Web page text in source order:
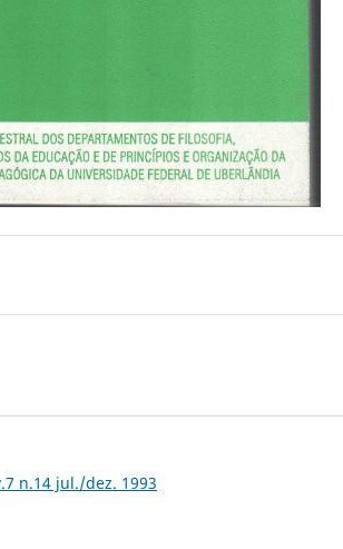
n.14 jul./dez. 1993